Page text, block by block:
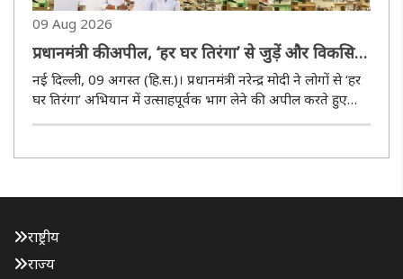
09 Aug 2026
प्रधानमंत्री की अपील, ‘हर घर तिरंगा’ से जुड़ें और विकसित
भारत के संकल्प को दोहराएं
नई दिल्ली, 09 अगस्त (हि.स.)। प्रधानमंत्री नरेन्द्र मोदी ने लोगों से ‘हर
घर तिरंगा’ अभियान में उत्साहपूर्वक भाग लेने की अपील करते हुए
राष्ट्रीय
राज्य